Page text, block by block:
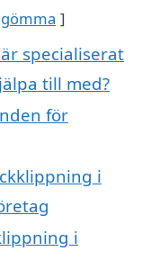
gömma
specialiserat
till med?
för
i
i